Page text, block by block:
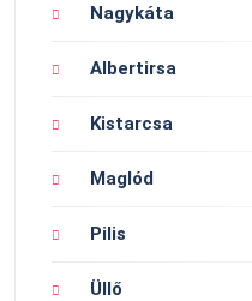
Nagykáta
Albertirsa
Kistarcsa
Maglód
Pilis
Üllő